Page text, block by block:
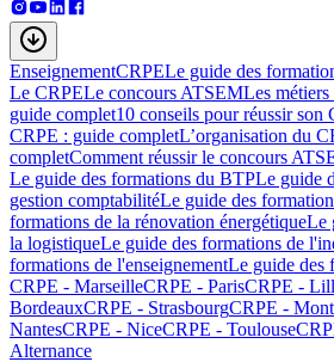
EnseignementCRPELe guide des
Le CRPELe concours ATSEMLes métiers
guide complet10 conseils pour réussir son
CRPE : guide completL’organisation du
completComment réussir le concours
Le guide des formations du BTPLe guide
gestion comptabilitéLe guide des
formations de la rénovation énergétiqueLe
la logistiqueLe guide des formations de
formations de l'enseignementLe guide des
CRPE - MarseilleCRPE - ParisCRPE -
BordeauxCRPE - StrasbourgCRPE -
NantesCRPE - NiceCRPE - Toulouse
Alternance